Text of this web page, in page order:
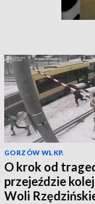
GORZÓW WLKP.
O krok od
przejeździe
Woli